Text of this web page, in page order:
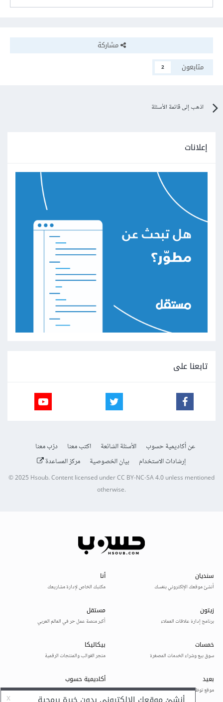
مشاركة
متابعون
2
اذهب إلى قائمة الأسئلة
إعلانات
تابعنا على
عن أكاديمية حسوب الأسئلة الشائعة اكتب معنا
درّب معنا
إرشادات الاستخدام
بيان الخصوصية مركز المساعدة
© 2025Hsoub.Content licensed underCC BY-NC-SA 4.0unless mentioned
otherwise.